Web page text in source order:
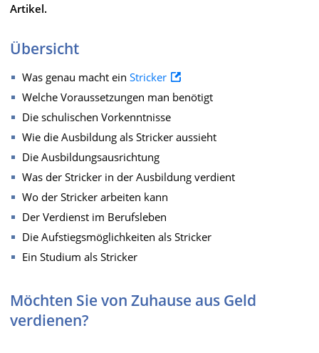
Artikel.
Übersicht
Was genau macht ein Stricker
Welche Voraussetzungen man benötigt
Die schulischen Vorkenntnisse
Wie die Ausbildung als Stricker aussieht
Die Ausbildungsausrichtung
Was der Stricker in der Ausbildung verdient
Wo der Stricker arbeiten kann
Der Verdienst im Berufsleben
Die Aufstiegsmöglichkeiten als Stricker
Ein Studium als Stricker
Möchten Sie von Zuhause aus Geld
verdienen?